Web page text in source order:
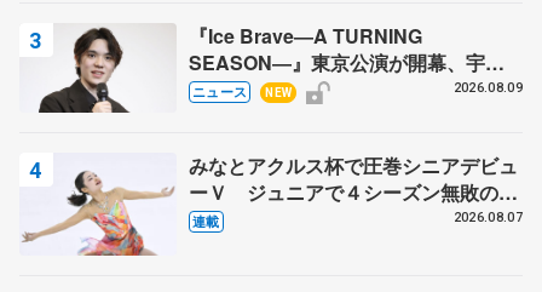
『Ice Brave―A TURNING
SEASON―』東京公演が開幕、宇野
昌磨の『Ice Brave』にかける思いを
ニュース NEW 2026.08.09
みなとアクルス杯で圧巻シニアデビュ
ーＶ ジュニアで４シーズン無敗の島
田麻央
連載 2026.08.07